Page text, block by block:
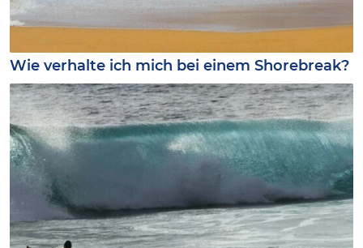
Wie verhalte ich mich bei einem Shorebreak?